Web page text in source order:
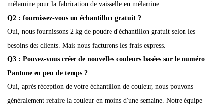
mélamine pour la fabrication de vaisselle en mélamine.
Q2 : fournissez-vous un échantillon gratuit ?
Oui, nous fournissons 2 kg de poudre d'échantillon gratuit selon les
besoins des clients. Mais nous facturons les frais express.
Q3 : Pouvez-vous créer de nouvelles couleurs basées sur le numéro
Pantone en peu de temps ?
Oui, après réception de votre échantillon de couleur, nous pouvons
généralement refaire la couleur en moins d'une semaine. Notre équipe